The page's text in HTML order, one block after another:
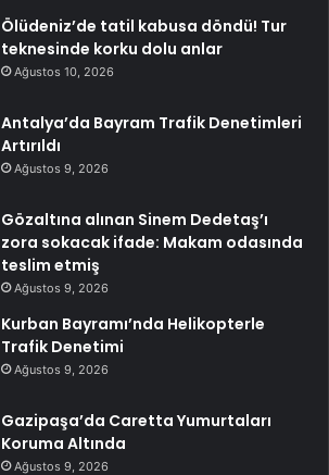
Ölüdeniz’de tatil kabusa döndü! Tur
teknesinde korku dolu anlar
Ağustos 10, 2026
Antalya’da Bayram Trafik Denetimleri
Artırıldı
Ağustos 9, 2026
Gözaltına alınan Sinem Dedetaş’ı
zora sokacak ifade: Makam odasında
teslim etmiş
Ağustos 9, 2026
Kurban Bayramı’nda Helikopterle
Trafik Denetimi
Ağustos 9, 2026
Gazipaşa’da Caretta Yumurtaları
Koruma Altında
Ağustos 9, 2026